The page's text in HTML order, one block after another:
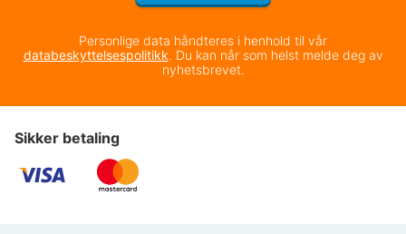
Personlige data håndteres i henhold til vår
databeskyttelsespolitikk. Du kan når som helst melde deg av
nyhetsbrevet.
Sikker betaling